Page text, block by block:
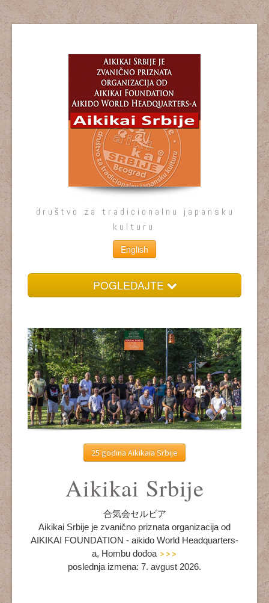
društvo za tradicionalnu japansku
kulturu
English
POGLEDAJTE
O aikidou
Seminari
Dešavanja
Aikikai Srbije
Kultura
25 godina Aikikaia Srbije
Aikikai Srbije
合気会セルビア
Aikikai Srbije je zvanično priznata organizacija od
AIKIKAI FOUNDATION - aikido World Headquarters-
a, Hombu dođoa >>>
poslednja izmena: 7. avgust 2026.